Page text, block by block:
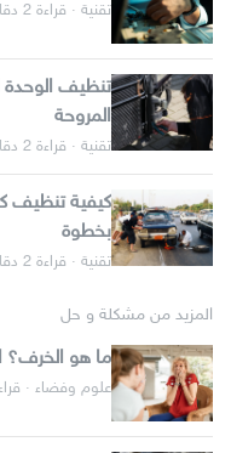
تقنية · قراءة 2 دقائق
تنظيف الوحدة
المروحة
تقنية · قراءة 2 دقائق
كيفية تنظيف
بخطوة
تقنية · قراءة 2 دقائق
المزيد من مشكلة و حل
ما هو الخرف؟
علوم وفضاء · قراءة 2